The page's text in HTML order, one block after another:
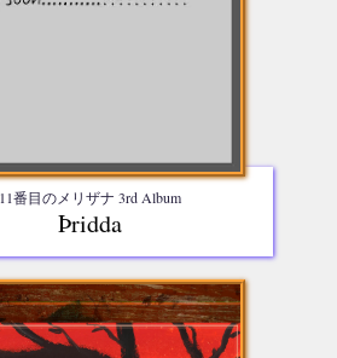
11番目のメリザナ 3rd Album
Þridda